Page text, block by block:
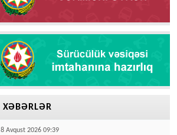
XƏBƏRLƏR
8 Avqust 2026 09:39